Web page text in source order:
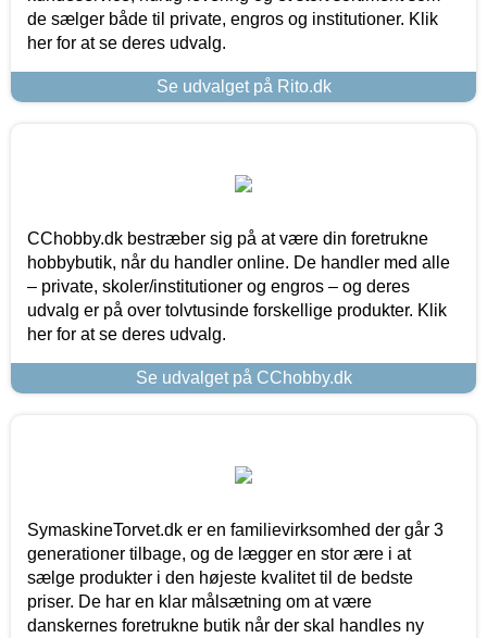
de sælger både til private, engros og institutioner. Klik
her for at se deres udvalg.
Se udvalget på Rito.dk
CChobby.dk bestræber sig på at være din foretrukne
hobbybutik, når du handler online. De handler med alle
– private, skoler/institutioner og engros – og deres
udvalg er på over tolvtusinde forskellige produkter. Klik
her for at se deres udvalg.
Se udvalget på CChobby.dk
SymaskineTorvet.dk er en familievirksomhed der går 3
generationer tilbage, og de lægger en stor ære i at
sælge produkter i den højeste kvalitet til de bedste
priser. De har en klar målsætning om at være
danskernes foretrukne butik når der skal handles ny